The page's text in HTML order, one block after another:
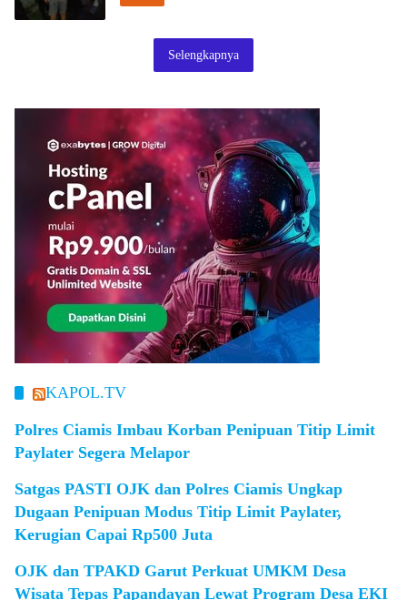
Selengkapnya
KAPOL.TV
Polres Ciamis Imbau Korban Penipuan Titip Limit
Paylater Segera Melapor
Satgas PASTI OJK dan Polres Ciamis Ungkap
Dugaan Penipuan Modus Titip Limit Paylater,
Kerugian Capai Rp500 Juta
OJK dan TPAKD Garut Perkuat UMKM Desa
Wisata Tepas Papandayan Lewat Program Desa EKI